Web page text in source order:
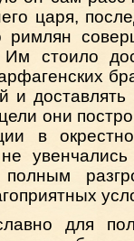
царя,
Им стоило
и доставлять
они
в
для